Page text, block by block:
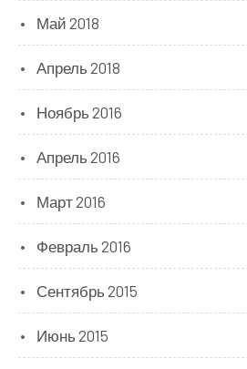
Май 2018
Апрель 2018
Ноябрь 2016
Апрель 2016
Март 2016
Февраль 2016
Сентябрь 2015
Июнь 2015